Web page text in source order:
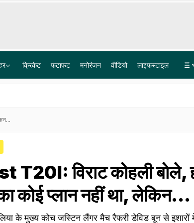
क्रिकेट फटाफट मनोरंजन वीडियो लाइफस्टाइल
विराट कोहली बोले,
कोई प्लान नहीं था, लेकिन...
के मुख्य कोच जस्टिन लैंगर मैच रैफरी डेविड बून से इशारों